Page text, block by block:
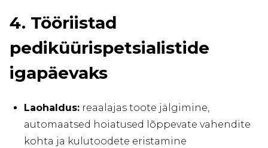
4. Tööriistad
pediküürispetsialistide
igapäevaks
Laohaldus: reaalajas toote jälgimine,
automaatsed hoiatused lõppevate vahendite
kohta ja kulutoodete eristamine